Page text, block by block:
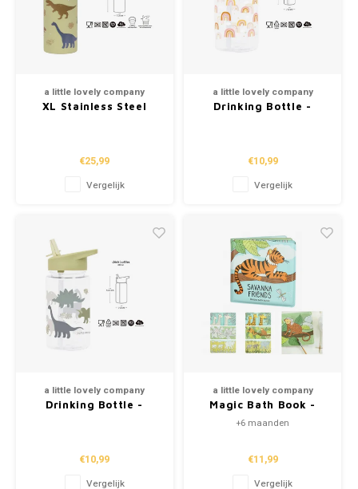
a little lovely company
XL Stainless Steel
€25,99
Vergelijk
a little lovely company
Drinking Bottle -
€10,99
Vergelijk
a little lovely company
Drinking Bottle -
€10,99
Vergelijk
a little lovely company
Magic Bath Book -
Savanna Friends
+6 maanden
€11,99
Vergelijk